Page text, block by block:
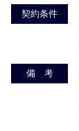
契約条件
備 考